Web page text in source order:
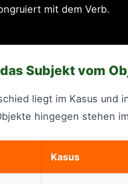
mit dem Verb.
Subjekt vom
liegt im Kasus und
hingegen stehen
Kasus